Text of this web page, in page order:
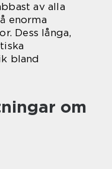
av alla
enorma
Dess långa,
bland
om